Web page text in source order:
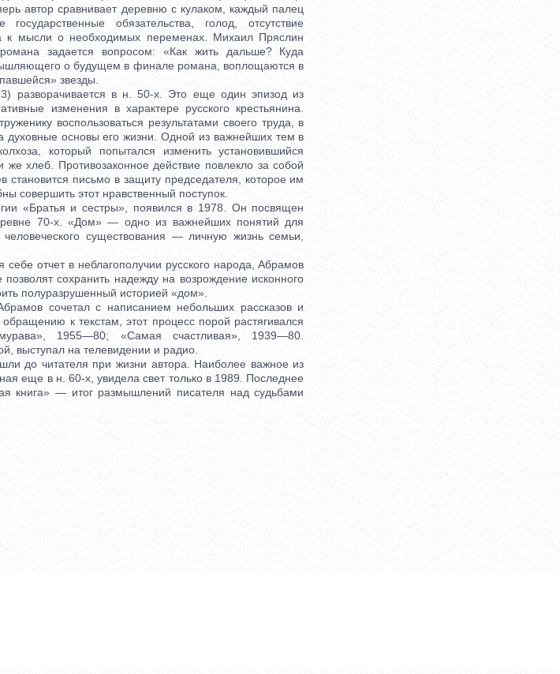
автор сравнивает деревню с кулаком, каждый палец
обязательства, голод, отсутствие
к мысли о необходимых переменах. Михаил Пряслин
задается вопросом: «Как жить дальше? Куда
о будущем в финале романа, воплощаются в
звезды.
разворачивается в н. 50-х. Это еще один эпизод из
изменения в характере русского крестьянина.
воспользоваться результатами своего труда, в
духовные основы его жизни. Одной из важнейших тем в
который попытался изменить установившийся
хлеб. Противозаконное действие повлекло за собой
письмо в защиту председателя, которое им
совершить этот нравственный поступок.
«Братья и сестры», появился в 1978. Он посвящен
70-х. «Дом» — одно из важнейших понятий для
существования — личную жизнь семьи,
отчет в неблагополучии русского народа, Абрамов
сохранить надежду на возрождение исконного
полуразрушенный историей «дом».
сочетал с написанием небольших рассказов и
к текстам, этот процесс порой растягивался
1955—80; «Самая счастливая», 1939—80.
выступал на телевидении и радио.
до читателя при жизни автора. Наиболее важное из
еще в н. 60-х, увидела свет только в 1989. Последнее
книга» — итог размышлений писателя над судьбами